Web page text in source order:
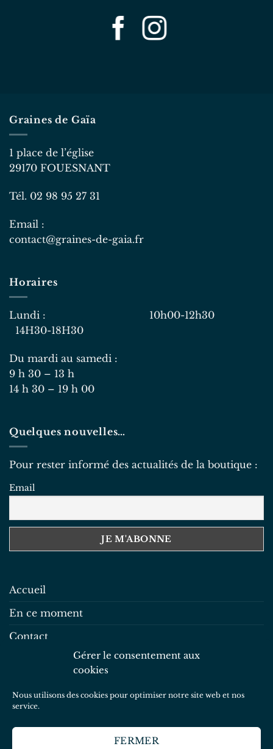
Gérer le consentement aux
cookies
Nous utilisons des cookies pour optimiser notre site web et nos
service.
FERMER
Graines de Gaïa
1 place de l’église
29170 FOUESNANT
Tél. 02 98 95 27 31
Email :
contact@graines-de-gaia.fr
Horaires
Lundi : 10h00-12h30
14H30-18H30
Du mardi au samedi :
9 h 30 – 13 h
14 h 30 – 19 h 00
Quelques nouvelles…
Pour rester informé des actualités de la boutique :
Email
Accueil
En ce moment
Contact
Mentions légales
Politique de cookies